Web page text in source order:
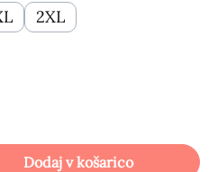
2XL
želeno količino
Dodaj v košarico